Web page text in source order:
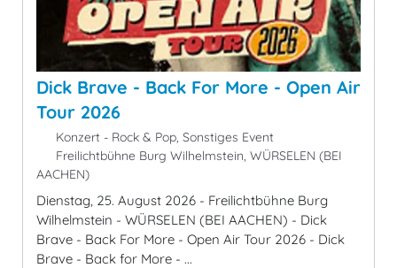
Dick Brave - Back For More - Open Air
Tour 2026
Konzert - Rock & Pop, Sonstiges Event
Freilichtbühne Burg Wilhelmstein, WÜRSELEN (BEI
AACHEN)
Dienstag, 25. August 2026 - Freilichtbühne Burg
Wilhelmstein - WÜRSELEN (BEI AACHEN) - Dick
Brave - Back For More - Open Air Tour 2026 - Dick
Brave - Back for More - ...